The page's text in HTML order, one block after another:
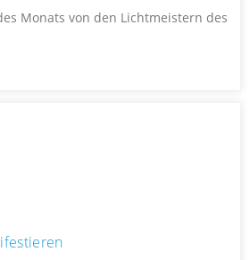
Monats von den Lichtmeistern des